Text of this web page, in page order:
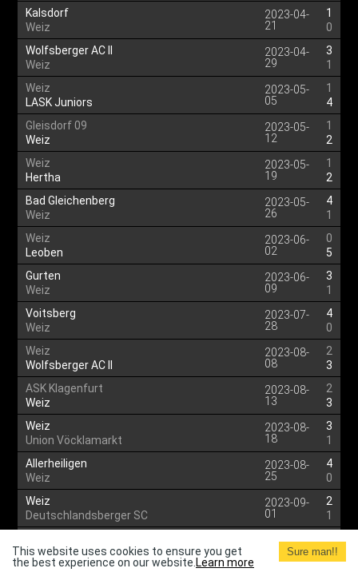
Kalsdorf
Weiz
2023-04-
21
1
0
Wolfsberger AC II
Weiz
2023-04-
29
3
1
Weiz
LASK Juniors
2023-05-
05
1
4
Gleisdorf 09
Weiz
2023-05-
12
1
2
Weiz
Hertha
2023-05-
19
1
2
Bad Gleichenberg
Weiz
2023-05-
26
4
1
Weiz
Leoben
2023-06-
02
0
5
Gurten
Weiz
2023-06-
09
3
1
Voitsberg
Weiz
2023-07-
28
4
0
Weiz
Wolfsberger AC II
2023-08-
08
2
3
ASK Klagenfurt
Weiz
2023-08-
13
2
3
Weiz
Union Vöcklamarkt
2023-08-
18
3
1
Allerheiligen
Weiz
2023-08-
25
4
0
Weiz
Deutschlandsberger SC
2023-09-
01
2
1
Weiz
2023-09-
0
This website uses cookies to ensure you get
the best experience on our website. Learn more
Sure man!!